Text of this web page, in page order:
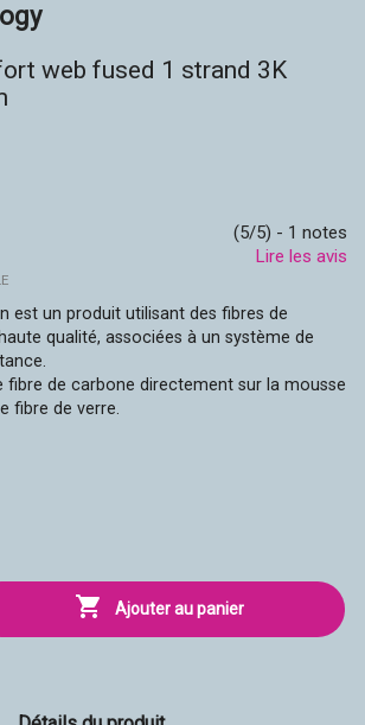
web fused 1 strand 3K
(5/5) - 1 notes
Lire les avis
est un produit utilisant des fibres de
qualité, associées à un système de
fibre de carbone directement sur la mousse
fibre de verre.
 Ajouter au panier